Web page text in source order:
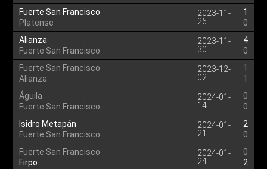
Fuerte San Francisco
Platense
2023-11-
26
1
0
Alianza
Fuerte San Francisco
2023-11-
30
4
0
Fuerte San Francisco
Alianza
2023-12-
02
1
1
Águila
Fuerte San Francisco
2024-01-
14
0
0
Isidro Metapán
Fuerte San Francisco
2024-01-
21
2
0
Fuerte San Francisco
Firpo
2024-01-
24
0
2